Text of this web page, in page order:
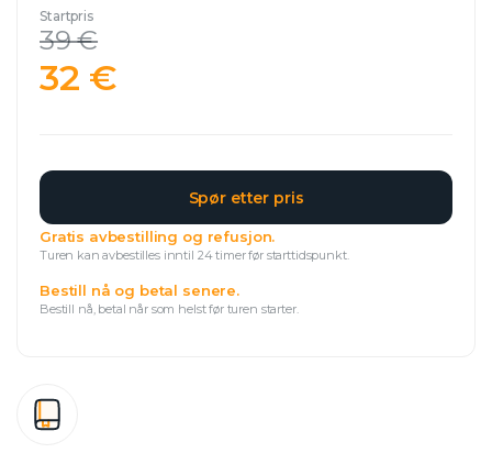
Startpris
39 €
32 €
Spør etter pris
Gratis avbestilling og refusjon.
Turen kan avbestilles inntil 24 timer før starttidspunkt.
Bestill nå og betal senere.
Bestill nå, betal når som helst før turen starter.